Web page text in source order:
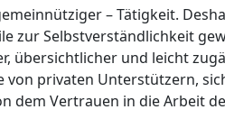
– Tätigkeit.
zur Selbstverständlichkeit
übersichtlicher und leicht
privaten Unterstützern,
dem Vertrauen in die Arbeit